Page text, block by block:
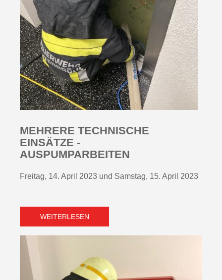
MEHRERE TECHNISCHE
EINSÄTZE -
AUSPUMPARBEITEN
Freitag, 14. April 2023 und Samstag, 15. April 2023
WEITERLESEN